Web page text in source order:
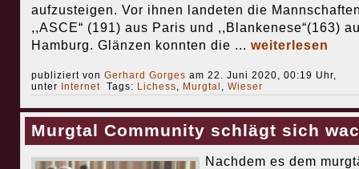
aufzusteigen. Vor ihnen landeten die
,,ASCE“ (191) aus Paris und ,,Blankenese“(163)
Hamburg. Glänzen konnten die ... weiterlesen
publiziert von Gerhard Gorges am 22. Juni 2020, 00:19 Uhr,
unter
InternetTags: Lichess, Murgtal , Wieser
Murgtal Community schlägt sich
Nachdem es dem